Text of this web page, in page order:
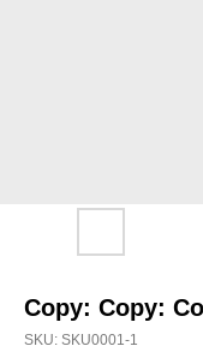
Copy: Copy:
SKU: SKU0001-1